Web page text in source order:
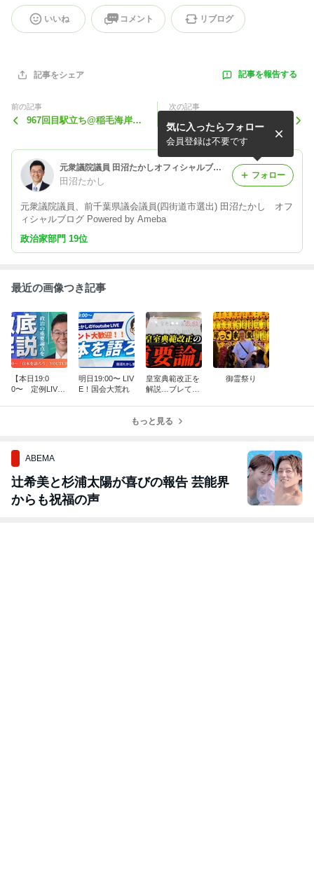
いいね コメント リブログ
記事をシェア 記事を報告する
前の記事
967回目駅立ち@稲毛海岸
次の記事
柳 毅一郎・浦安市議の講演
会！
元衆議院議員 田沼たかしオフィシャルブログ Powered by Ameba
田沼たかし
元衆議院議員、前千葉県議会議員(四街道市選出) 田沼たかし オフ
ィシャルブログ Powered by Ameba
気に入ったらフォロー
会員登録は不要です
フォロー
政治家部門 19位
最近の画像つき記事
【本日19:0
0〜 定例LIV
明日19:00〜 LIV
E！国会大荒れ
皇室典範改正を
解説…ブレては
御霊祭り
もっと見る
ABEMA
辻希美と杉浦太陽が喜びの報告 芸能界
からも祝福の声